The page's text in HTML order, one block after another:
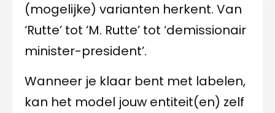
(mogelijke) varianten herkent. Van
‘Rutte’ tot ‘M. Rutte’ tot ‘demissionair
minister-president’.
Wanneer je klaar bent met labelen,
kan het model jouw entiteit(en) zelf